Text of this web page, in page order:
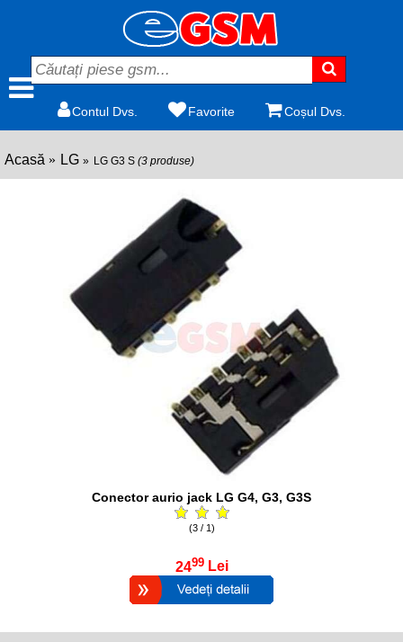
Contul Dvs. Favorite Coșul Dvs.
Acasă LG LG G3 S (3 produse)
Conector aurio jack LG G4, G3, G3S
(3 / 1)
2499 Lei